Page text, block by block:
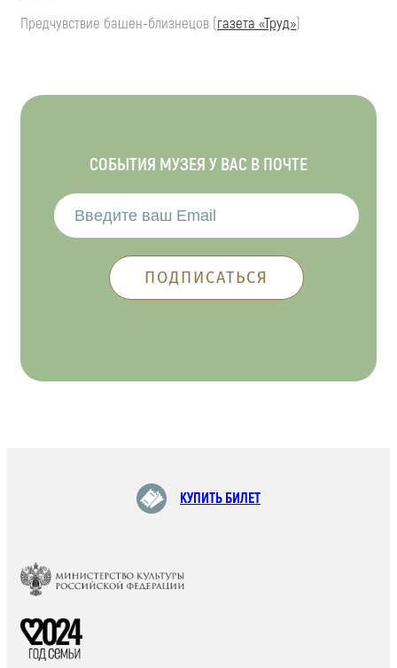
Предчувствие башен-близнецов (газета «Труд»)
СОБЫТИЯ МУЗЕЯ У ВАС В ПОЧТЕ
КУПИТЬ БИЛЕТ